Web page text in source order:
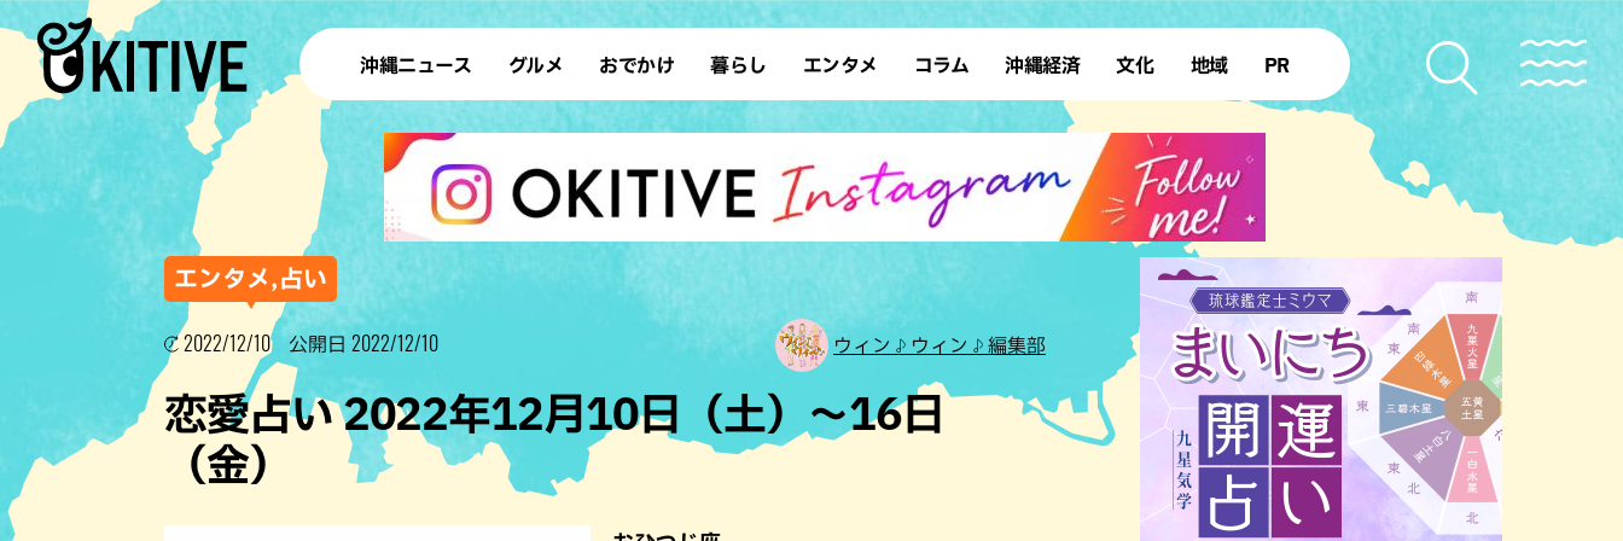
沖縄ニュース グルメ
ラーメン 沖縄そば
テイクアウト カフェ
すし・魚料理 和食・日本料理
イタリアン
フレンチ
ステーキ・焼肉 焼鳥・串料理
その他の肉料理 居酒屋・バー
ブッフェ・バイキング
おでかけ
デート ドライブ
散歩 ソロ活
歴史
レジャー アート
ホテル
サウナ 公園
暮らし
レシピ SDGs
ファッション ローカルニュース
沖縄移住 沖縄旧暦行事
エンタメ
スポーツ 占い
タレント・芸人 テレビ
コラム 沖縄経済 文化
復帰50年
地域
本島北部
本島南部 先島諸島
北部離島
PR
エンタメ,占い
2022/12/10 公開日 2022/12/10 ウィン♪ウィン♪編集部
恋愛占い 2022年12月10日（土）～16日
（金）